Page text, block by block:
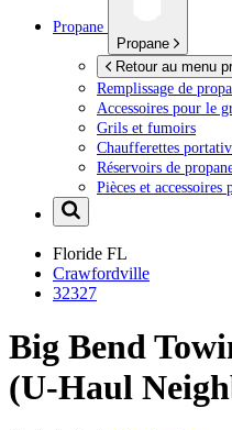
Propane
Propane
Retour au menu
Remplissage de
Accessoires pour le
Grils et fumoirs
Chaufferettes
Réservoirs de
Pièces et accessoires
Floride FL
Crawfordville
32327
Big Bend
(U-Haul